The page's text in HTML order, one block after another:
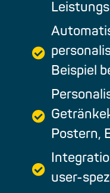
Beispiel
Postern,
user-